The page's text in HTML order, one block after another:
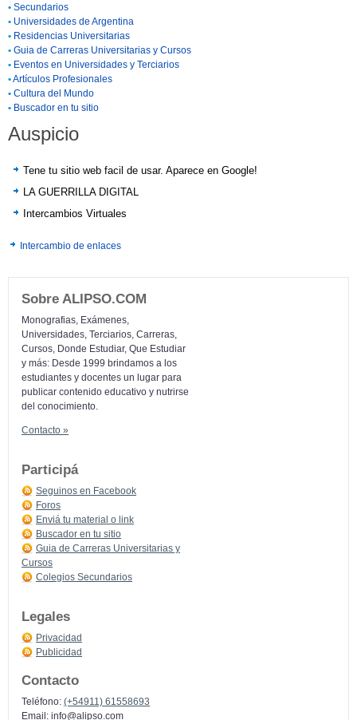
• Secundarios
• Universidades de Argentina
• Residencias Universitarias
• Guia de Carreras Universitarias y Cursos
• Eventos en Universidades y Terciarios
•Artículos Profesionales
• Cultura del Mundo
• Buscador en tu sitio
Auspicio
Tene tu sitio web facil de usar. Aparece en Google!
LA GUERRILLA DIGITAL
Intercambios Virtuales
Intercambio de enlaces
Sobre ALIPSO.COM
Monografias, Exámenes,
Universidades, Terciarios, Carreras,
Cursos, Donde Estudiar, Que Estudiar
y más: Desde 1999 brindamos a los
estudiantes y docentes un lugar para
publicar contenido educativo y nutrirse
del conocimiento.
Contacto »
Participá
Seguinos en Facebook
Foros
Enviá tu material o link
Buscador en tu sitio
Guia de Carreras Universitarias y
Cursos
Colegios Secundarios
Legales
Privacidad
Publicidad
Contacto
Teléfono: (+54911) 61558693
Email: info@alipso.com